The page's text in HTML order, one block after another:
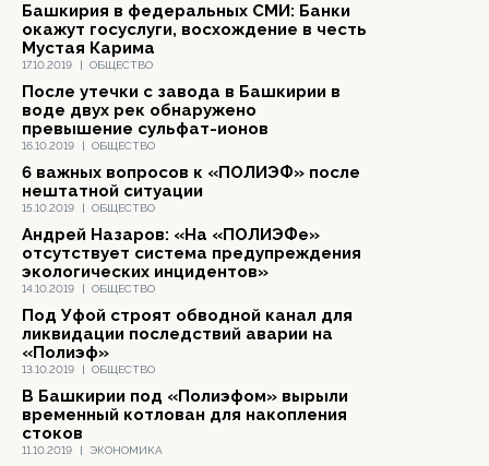
17.10.2019 | ОБЩЕСТВО
Башкирия в федеральных СМИ: Банки
окажут госуслуги, восхождение в честь
Мустая Карима
16.10.2019 | ОБЩЕСТВО
После утечки с завода в Башкирии в
воде двух рек обнаружено
превышение сульфат-ионов
15.10.2019 | ОБЩЕСТВО
6 важных вопросов к «ПОЛИЭФ» после
нештатной ситуации
14.10.2019 | ОБЩЕСТВО
Андрей Назаров: «На «ПОЛИЭФе»
отсутствует система предупреждения
экологических инцидентов»
13.10.2019 | ОБЩЕСТВО
Под Уфой строят обводной канал для
ликвидации последствий аварии на
«Полиэф»
11.10.2019 | ЭКОНОМИКА
В Башкирии под «Полиэфом» вырыли
временный котлован для накопления
стоков